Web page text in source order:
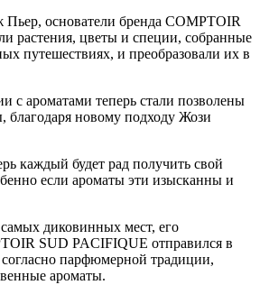
основатели бренда COMPTOIR
растения, цветы и специи, собранные
путешествиях, и преобразовали их в
с ароматами теперь стали позволены
благодаря новому подходу Жози
каждый будет рад получить свой
если ароматы эти изысканны и
диковинных мест, его
SUD PACIFIQUE отправился в
парфюмерной традиции,
ароматы.